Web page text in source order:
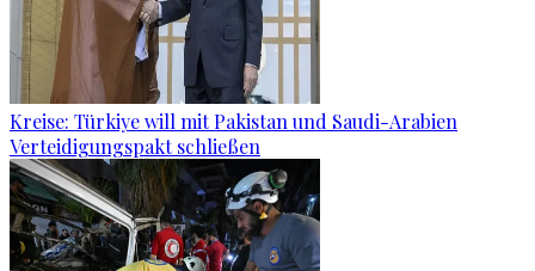
Kreise: Türkiye will mit Pakistan und Saudi-Arabien
Verteidigungspakt schließen